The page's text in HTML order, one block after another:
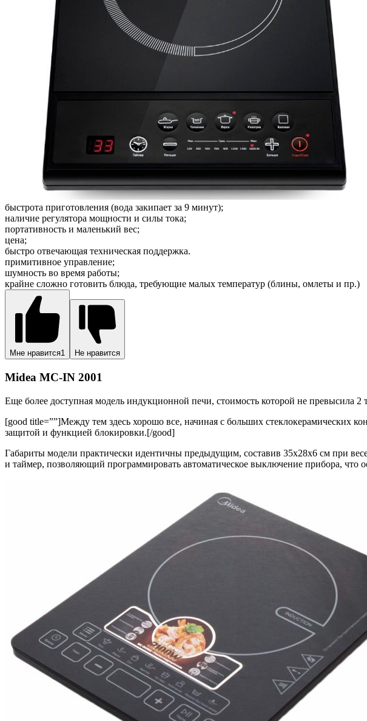
быстрота приготовления (вода закипает за 9 минут);
наличие регулятора мощности и силы тока;
портативность и маленький вес;
цена;
быстро отвечающая техническая поддержка.
примитивное управление;
шумность во время работы;
крайне сложно готовить блюда, требующие малых температур (блины, омлеты и пр.)
Мне нравится1 Не нравится
Midea MC-IN 2001
Еще более доступная модель индукционной печи, стоимость которой не превысила 2
[good title=””]Между тем здесь хорошо все, начиная с больших стеклокерамических
защитой и функцией блокировки.[/good]
Габариты модели практически идентичны предыдущим, составив 35х28х6 см при
и таймер, позволяющий программировать автоматическое выключение прибора, что